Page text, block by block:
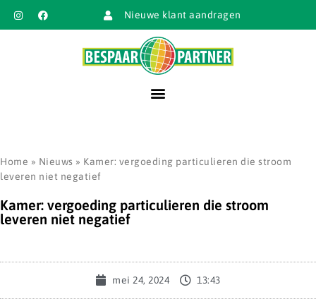
Nieuwe klant aandragen
Home » Nieuws » Kamer: vergoeding particulieren die stroom
leveren niet negatief
Kamer: vergoeding particulieren die stroom
leveren niet negatief
mei 24, 2024 13:43